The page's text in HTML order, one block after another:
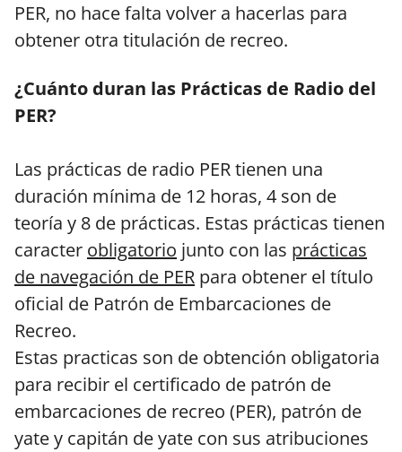
PER, no hace falta volver a hacerlas para
obtener otra titulación de recreo.
¿Cuánto duran las Prácticas de Radio del
PER?
Las prácticas de radio PER tienen una
duración mínima de 12 horas, 4 son de
teoría y 8 de prácticas. Estas prácticas tienen
caracter obligatorio junto con las prácticas
de navegación de PER para obtener el título
oficial de Patrón de Embarcaciones de
Recreo.
Estas practicas son de obtención obligatoria
para recibir el certificado de patrón de
embarcaciones de recreo (PER), patrón de
yate y capitán de yate con sus atribuciones